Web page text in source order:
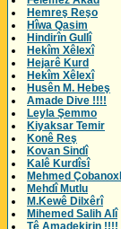
Hemreş Reşo
Hîwa Qasim
Hindirîn Gullî
Hekîm Xêlexî
Hejarê Kurd
Hekîm Xêlexî
Husên M. Hebeş
Amade Dive !!!!
Leyla Şemmo
Kiyaksar Temir
Konê Reş
Kovan Sindî
Kalê Kurdîsî
Mehmed
Mehdî Mutlu
M.Kewê Dilxêrî
Mihemed Salih Alî
Tê Amadekirin !!!!